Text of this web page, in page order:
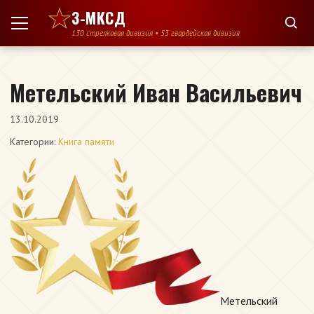
Перейти к содержимому
3-МКСД
130 стрелковая дивизия • 53 гвардейская дивизия
Метельский Иван Васильевич
13.10.2019
Категории: Книга памяти
Метельский